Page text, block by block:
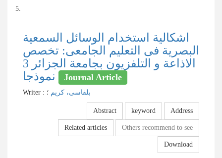
5.
اشکالیة استخدام الوسائل السمعیة
البصریة فی التعلیم الجامعی: تخصص
الاذاعة و التلفزیون بجامعة الجزائر 3
Journal Article
Writer : بلقاسی، کریم ؛
Abstract keyword Address
Related articles Others recommend to see
Download